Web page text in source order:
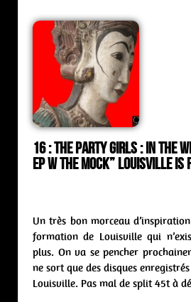
16 :The Party Girls : in the
ep w The Mock” Louisville
Un très bon morceau d’inspiration
formation de Louisville qui
plus. On va se pencher
ne sort que des disques
Louisville. Pas mal de split 45t à